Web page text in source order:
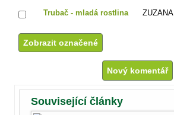
Trubač - mladá rostlina ZUZANA
Nový komentář
Související články